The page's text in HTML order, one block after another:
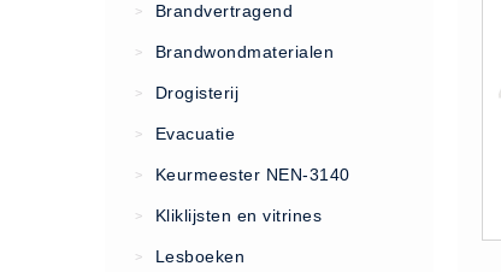
Nieuws
Contact
Algemene Voorwaarden
> Brandvertragend
> Brandwondmaterialen
> Drogisterij
> Evacuatie
> Keurmeester NEN-3140
> Kliklijsten en vitrines
> Lesboeken